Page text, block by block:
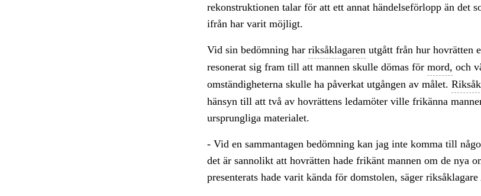
rekonstruktionen talar för att ett annat händelseförlopp än det
ifrån har varit möjligt.
Vid sin bedömning har riksåklagaren utgått från hur hovrätten
resonerat sig fram till att mannen skulle dömas för mord, och
omständigheterna skulle ha påverkat utgången av målet.
hänsyn till att två av hovrättens ledamöter ville frikänna
ursprungliga materialet.
- Vid en sammantagen bedömning kan jag inte komma till
det är sannolikt att hovrätten hade frikänt mannen om de nya
presenterats hade varit kända för domstolen, säger